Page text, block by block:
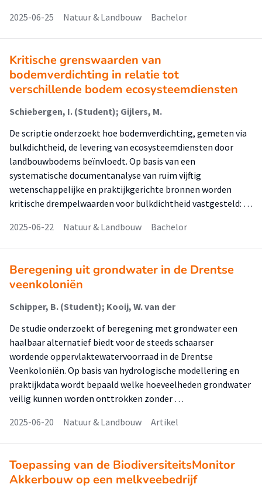
2025-06-25
Natuur & Landbouw Bachelor
Kritische grenswaarden van
bodemverdichting in relatie tot
verschillende bodem ecosysteemdiensten
Schiebergen, I. (Student); Gijlers, M.
De scriptie onderzoekt hoe bodemverdichting, gemeten via
bulkdichtheid, de levering van ecosysteemdiensten door
landbouwbodems beïnvloedt. Op basis van een
systematische documentanalyse van ruim vijftig
wetenschappelijke en praktijkgerichte bronnen worden
kritische drempelwaarden voor bulkdichtheid vastgesteld: …
2025-06-22
Natuur & Landbouw Bachelor
Beregening uit grondwater in de Drentse
veenkoloniën
Schipper, B. (Student); Kooij, W. van der
De studie onderzoekt of beregening met grondwater een
haalbaar alternatief biedt voor de steeds schaarser
wordende oppervlaktewatervoorraad in de Drentse
Veenkoloniën. Op basis van hydrologische modellering en
praktijkdata wordt bepaald welke hoeveelheden grondwater
veilig kunnen worden onttrokken zonder …
2025-06-20
Natuur & Landbouw Artikel
Toepassing van de BiodiversiteitsMonitor
Akkerbouw op een melkveebedrijf